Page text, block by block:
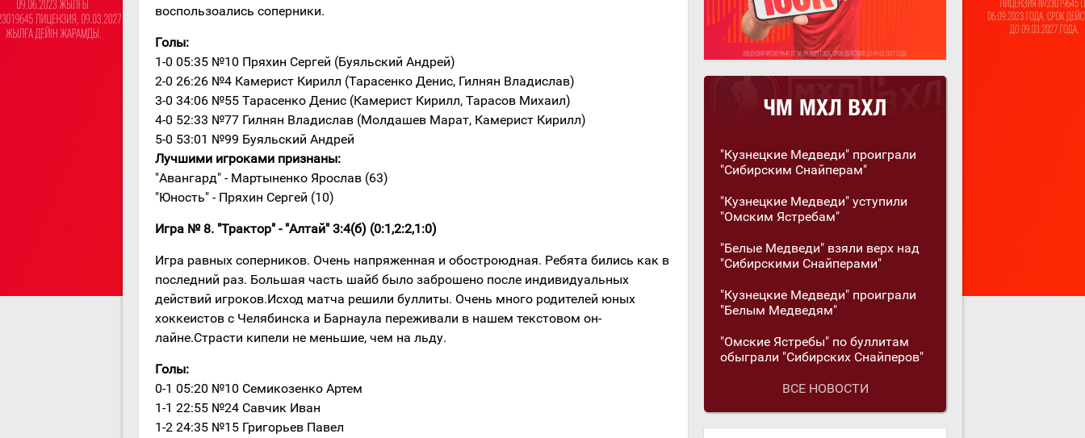
воспользоались соперники.
Голы:
1-0 05:35 №10 Пряхин Сергей (Буяльский Андрей)
2-0 26:26 №4 Камерист Кирилл (Тарасенко Денис, Гилнян Владислав)
3-0 34:06 №55 Тарасенко Денис (Камерист Кирилл, Тарасов Михаил)
4-0 52:33 №77 Гилнян Владислав (Молдашев Марат, Камерист Кирилл)
5-0 53:01 №99 Буяльский Андрей
Лучшими игроками признаны:
"Авангард" - Мартыненко Ярослав (63)
"Юность" - Пряхин Сергей (10)
Игра № 8. "Трактор" - "Алтай" 3:4(б) (0:1,2:2,1:0)
Игра равных соперников. Очень напряженная и обостроюдная. Ребята бились как в
последний раз. Большая часть шайб было заброшено после индивидуальных
действий игроков.Исход матча решили буллиты. Очень много родителей юных
хоккеистов с Челябинска и Барнаула переживали в нашем текстовом он-
лайне.Страсти кипели не меньшие, чем на льду.
Голы:
0-1 05:20 №10 Семикозенко Артем
1-1 22:55 №24 Савчик Иван
1-2 24:35 №15 Григорьев Павел
"Кузнецкие Медведи" проиграли
"Сибирским Снайперам"
"Кузнецкие Медведи" уступили
"Омским Ястребам"
"Белые Медведи" взяли верх над
"Сибирскими Снайперами"
"Кузнецкие Медведи" проиграли
"Белым Медведям"
"Омские Ястребы" по буллитам
обыграли "Сибирских Снайперов"
ВСЕ НОВОСТИ